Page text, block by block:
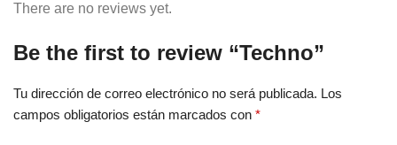
There are no reviews yet.
Be the first to review “Techno”
Tu dirección de correo electrónico no será publicada. Los
campos obligatorios están marcados con *